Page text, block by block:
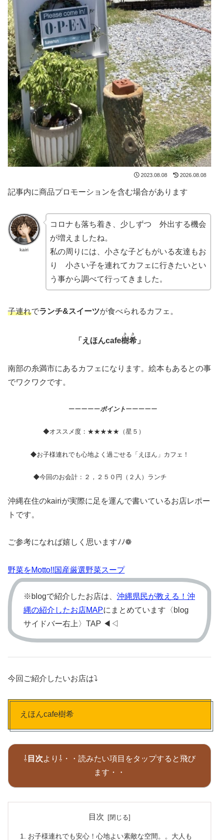
2023.08.08 2026.08.08
記事内に商品プロモーションを含む場合があります
kairi
コロナも落ち着き、少しずつ 外出する機会
が増えましたね。
私の周りには、小さな子どもがいる友達もお
り 小さい子を連れてカフェに行きたいとい
う事から調べて行ってきました。
子連れでランチ&スイーツが食べられるカフェ。
「えほんcafe樹希
きき
」
南部の糸満市にあるカフェになります。絵本もあるとの事
でワクワクです。
ーーーーーポイントーーーーー
◆オススメ度：★★★★★（星５）
◆お子様連れでも心地よく過ごせる「えほん」カフェ！
◆今回のお会計：２，２５０円（２人）ランチ
沖縄在住のkairiが実際に足を運んで書いているお店レポー
トです。
ご参考になれば嬉しく思いますﾉﾉ❁
野菜をMotto!!国産厳選野菜スープ
※blogで紹介したお店は、 沖縄県民が教える！沖
縄の紹介したお店MAPにまとめています〈blog
サイドバー右上〉TAP ◀︎◁
今回ご紹介したいお店は⤵
えほんcafe樹希
⇩ 目次より⇩・・読みたい項目をタップすると飛び
ます・・
目次
お子様連れでも安心！心地よい素敵な空間。。大人も